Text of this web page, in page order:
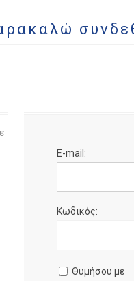
E-mail:
Κωδικός:
Θυμήσου με